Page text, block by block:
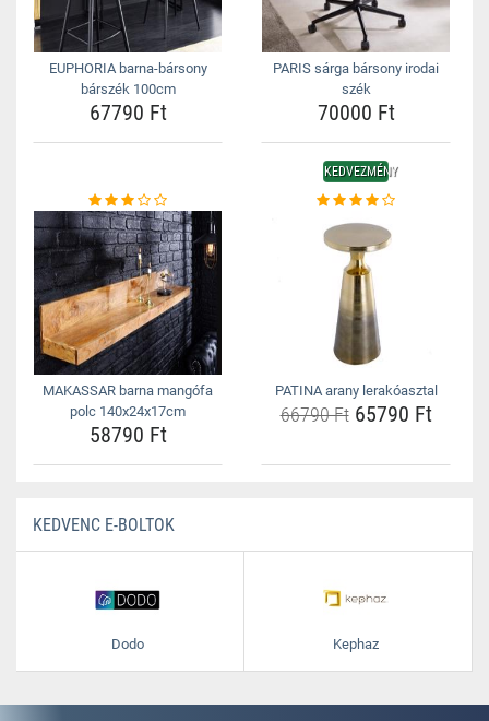
EUPHORIA barna-bársony
bárszék 100cm
67790 Ft
PARIS sárga bársony irodai
szék
70000 Ft
MAKASSAR barna mangófa
polc 140x24x17cm
58790 Ft
KEDVEZMÉNY
PATINA arany lerakóasztal
66790 Ft65790 Ft
KEDVENC E-BOLTOK
Dodo Kephaz